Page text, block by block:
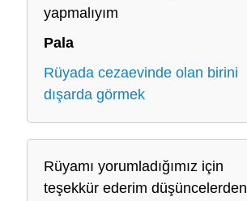
yapmalıyım
Pala
Rüyada cezaevinde olan birini
dışarda görmek
Rüyamı yorumladığımız için
teşekkür ederim düşüncelerden